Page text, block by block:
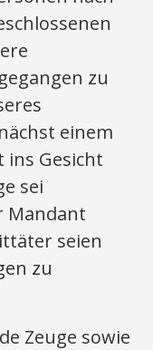
zu
einem
ins Gesicht
sei
Mandant
seien
zu
Zeuge sowie